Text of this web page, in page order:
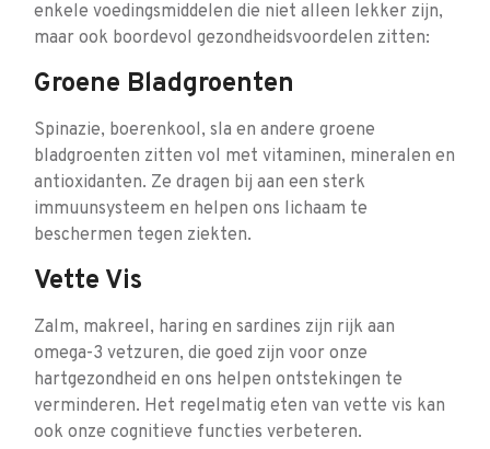
enkele voedingsmiddelen die niet alleen lekker zijn,
maar ook boordevol gezondheidsvoordelen zitten:
Groene Bladgroenten
Spinazie, boerenkool, sla en andere groene
bladgroenten zitten vol met vitaminen, mineralen en
antioxidanten. Ze dragen bij aan een sterk
immuunsysteem en helpen ons lichaam te
beschermen tegen ziekten.
Vette Vis
Zalm, makreel, haring en sardines zijn rijk aan
omega-3 vetzuren, die goed zijn voor onze
hartgezondheid en ons helpen ontstekingen te
verminderen. Het regelmatig eten van vette vis kan
ook onze cognitieve functies verbeteren.